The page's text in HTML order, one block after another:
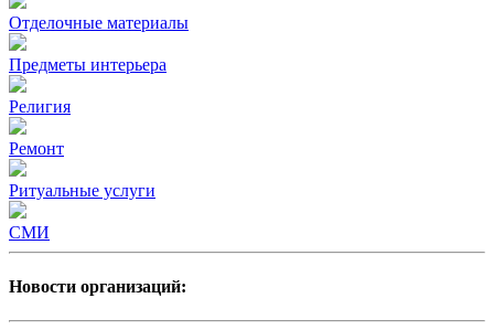
Отделочные материалы
Предметы интерьера
Религия
Ремонт
Ритуальные услуги
СМИ
Новости организаций: